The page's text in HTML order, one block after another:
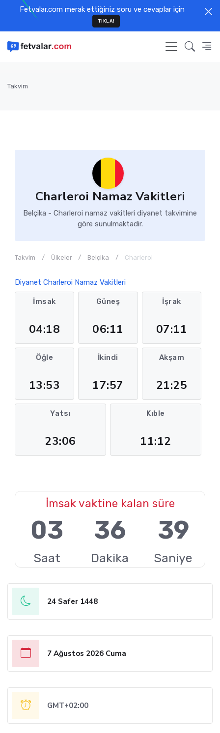
Fetvalar.com merak ettiğiniz soru ve cevaplar için
TIKLA!
Takvim
Charleroi Namaz Vakitleri
Belçika - Charleroi namaz vakitleri diyanet takvimine
göre sunulmaktadir.
Takvim Ülkeler Belçika Charleroi
Diyanet Charleroi Namaz Vakitleri
İmsak
04:18
Güneş
06:11
İşrak
07:11
Öğle
13:53
İkindi
17:57
Akşam
21:25
Yatsı
23:06
Kıble
11:12
İmsak vaktine kalan süre
03
Saat
36
Dakika
38
Saniye
24 Safer 1448
7 Ağustos 2026 Cuma
GMT+02:00